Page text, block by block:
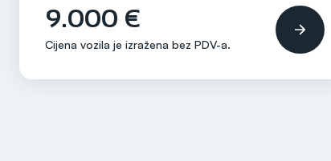
9.000 €
Cijena vozila je izražena bez PDV-a.